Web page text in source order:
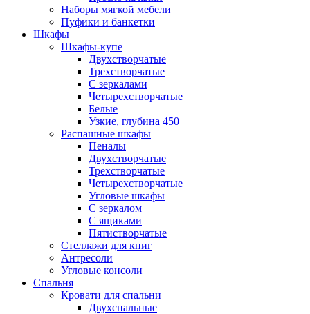
Наборы мягкой мебели
Пуфики и банкетки
Шкафы
Шкафы-купе
Двухстворчатые
Трехстворчатые
С зеркалами
Четырехстворчатые
Белые
Узкие, глубина 450
Распашные шкафы
Пеналы
Двухстворчатые
Трехстворчатые
Четырехстворчатые
Угловые шкафы
С зеркалом
С ящиками
Пятистворчатые
Стеллажи для книг
Антресоли
Угловые консоли
Спальня
Кровати для спальни
Двухспальные